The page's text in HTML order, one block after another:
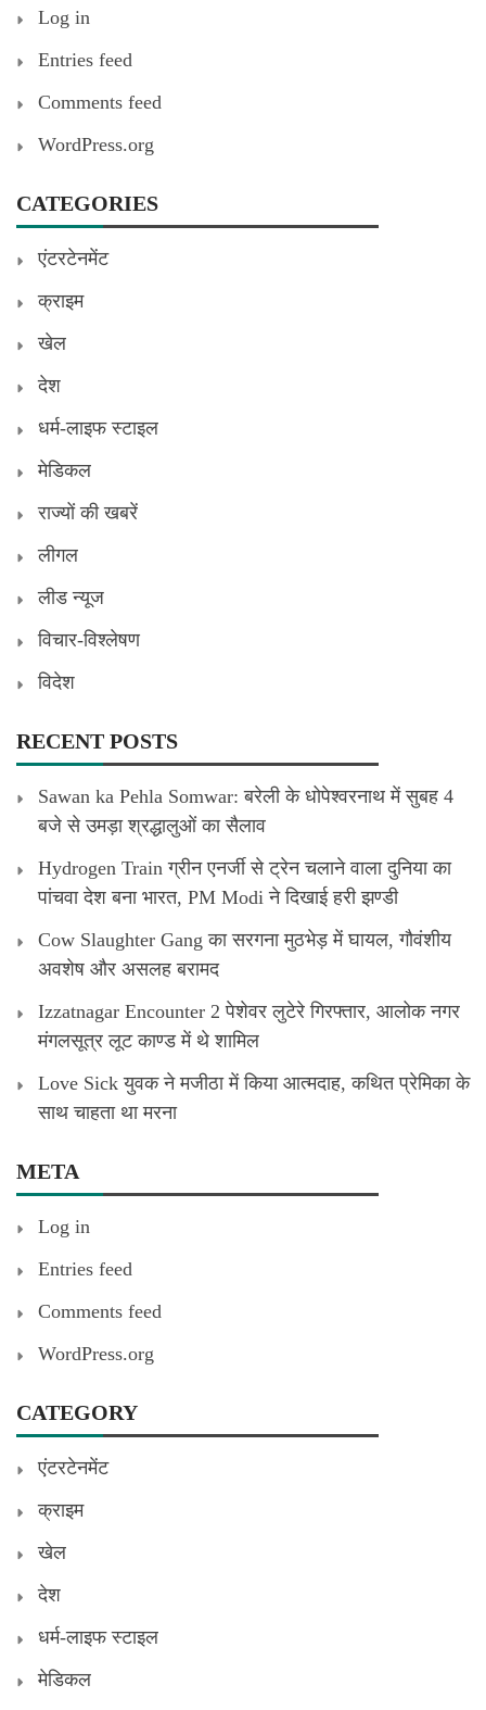
Log in
Entries feed
Comments feed
WordPress.org
CATEGORIES
एंटरटेनमेंट
क्राइम
खेल
देश
धर्म-लाइफ स्टाइल
मेडिकल
राज्यों की खबरें
लीगल
लीड न्यूज
विचार-विश्लेषण
विदेश
RECENT POSTS
Sawan ka Pehla Somwar: बरेली के धोपेश्वरनाथ में सुबह 4
बजे से उमड़ा श्रद्धालुओं का सैलाव
Hydrogen Train ग्रीन एनर्जी से ट्रेन चलाने वाला दुनिया का
पांचवा देश बना भारत, PM Modi ने दिखाई हरी झण्डी
Cow Slaughter Gang का सरगना मुठभेड़ में घायल, गौवंशीय
अवशेष और असलह बरामद
Izzatnagar Encounter 2 पेशेवर लुटेरे गिरफ्तार, आलोक नगर
मंगलसूत्र लूट काण्‍ड में थे शामिल
Love Sick युवक ने मजीठा में किया आत्मदाह, कथित प्रेमिका के
साथ चाहता था मरना
META
Log in
Entries feed
Comments feed
WordPress.org
CATEGORY
एंटरटेनमेंट
क्राइम
खेल
देश
धर्म-लाइफ स्टाइल
मेडिकल